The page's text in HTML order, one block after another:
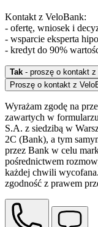
Kontakt z VeloBank:
- ofertę, wniosek i
- wsparcie eksperta
- kredyt do 90%
Tak - proszę o kontakt
Proszę o kontakt z
Wyrażam zgodę na
zawartych w
S.A. z siedzibą w
2C (Bank), a tym
przez Bank w celu
pośrednictwem
każdej chwili
zgodność z prawem